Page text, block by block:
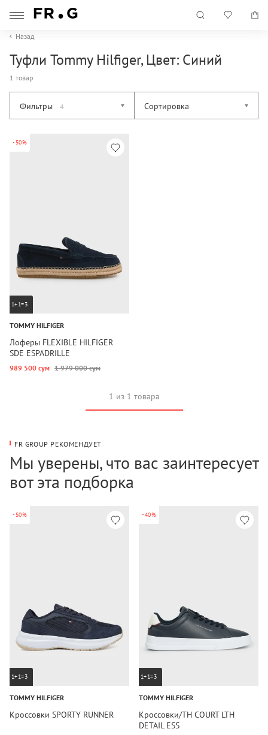
Назад
Туфли Tommy Hilfiger, Цвет: Синий
1 товар
Фильтры 4 Сортировка
-50%
1+1=3
TOMMY HILFIGER
Лоферы FLEXIBLE HILFIGER
SDE ESPADRILLE
989 500 сум 1 979 000 сум
1 из 1 товара
FR GROUP РЕКОМЕНДУЕТ
Мы уверены, что вас заинтересует
вот эта подборка
-50%
1+1=3
TOMMY HILFIGER
Кроссовки SPORTY RUNNER
-40%
1+1=3
TOMMY HILFIGER
Кроссовки/TH COURT LTH
DETAIL ESS